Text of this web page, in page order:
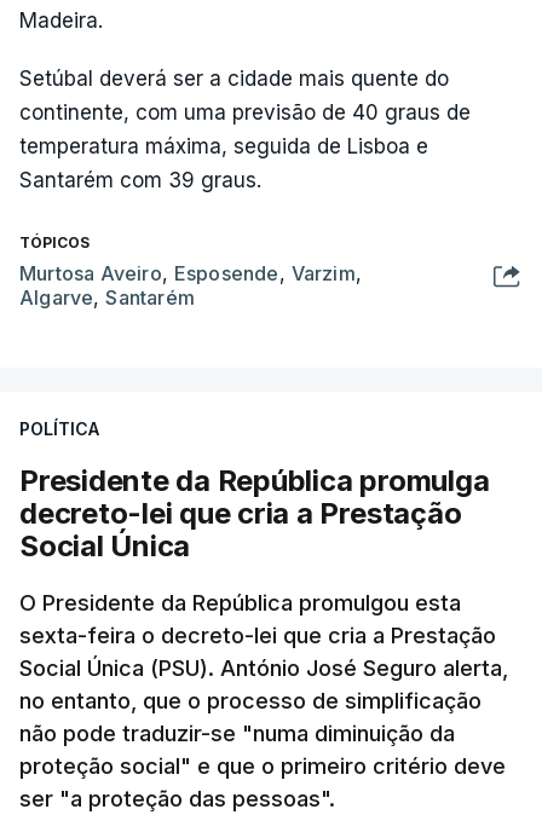
Madeira.
Setúbal deverá ser a cidade mais quente do
continente, com uma previsão de 40 graus de
temperatura máxima, seguida de Lisboa e
Santarém com 39 graus.
TÓPICOS
Murtosa Aveiro, Esposende, Varzim,
Algarve,Santarém
POLÍTICA
Presidente da República promulga
decreto-lei que cria a Prestação
Social Única
O Presidente da República promulgou esta
sexta-feira o decreto-lei que cria a Prestação
Social Única (PSU). António José Seguro alerta,
no entanto, que o processo de simplificação
não pode traduzir-se "numa diminuição da
proteção social" e que o primeiro critério deve
ser "a proteção das pessoas".